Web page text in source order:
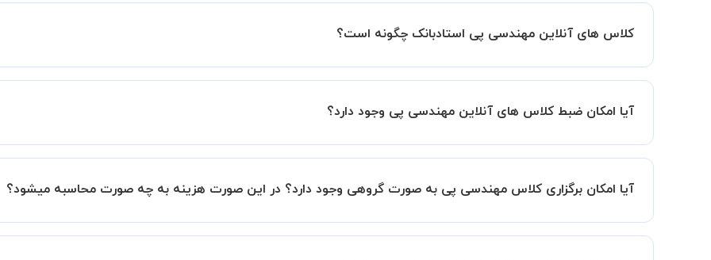
کلاس های آنلاین مهندسی پی استادبانک چگونه است؟
اگر تاکنون تجربه برگزاری کلاس آنلاین نداشته اید این اطمینان خاطر را به شما میدهیم که استاد شما پیش از جلسه
آیا امکان ضبط کلاس های آنلاین مهندسی پی وجود دارد؟
بله، فقط این موضوع را بایستی قبل از برگزاری کلاس با استاد هماهنگ کنید.
آیا امکان برگزاری کلاس مهندسی پی به صورت گروهی وجود دارد؟ در این صورت هزینه به چه صورت محاسبه میشود؟
به صورت پیش فرض کلاس های مهندسی پی خصوصی هستند اما در صورتیکه مایل هستید کلاس ها را در کنار دوستان و